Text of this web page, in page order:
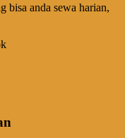
bisa anda sewa harian,